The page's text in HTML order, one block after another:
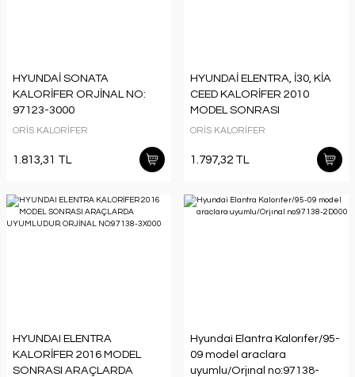
HYUNDAİ SONATA
KALORİFER ORJİNAL NO:
97123-3000
ORİS KALORİFER
1.813,31 TL
HYUNDAİ ELENTRA, İ30, KİA
CEED KALORİFER 2010
MODEL SONRASI
ARAÇLARDA UYUMLUDUR.
ORİS KALORİFER
1.797,32 TL
HYUNDAI ELENTRA
KALORİFER 2016 MODEL
SONRASI ARAÇLARDA
Hyundai Elantra Kalorıfer/95-
09 model araclara
uyumlu/Orjınal no:97138-